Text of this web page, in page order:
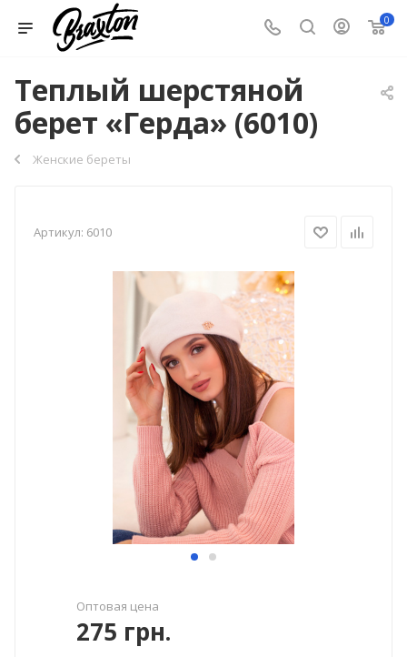
0
Теплый шерстяной
берет «Герда» (6010)
Женские береты
Артикул: 6010
Оптовая цена
275 грн.